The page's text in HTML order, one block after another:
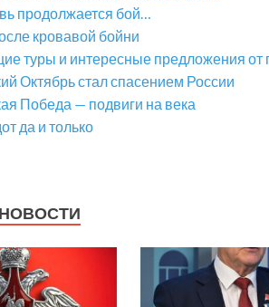
продолжается бой…
кровавой бойни
туры и интересные предложения от
Октябрь стал спасением России
Победа — подвиги на века
да и только